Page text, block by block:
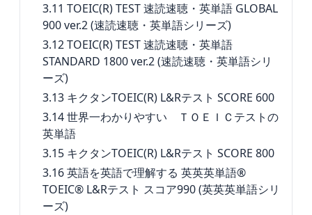
3.11 TOEIC(R) TEST 速読速聴・英単語 GLOBAL
900 ver.2 (速読速聴・英単語シリーズ)
3.12TOEIC(R) TEST 速読速聴・英単語
STANDARD 1800 ver.2 (速読速聴・英単語シリ
ーズ)
3.13 キクタンTOEIC(R) L&Rテスト SCORE 600
3.14世界一わかりやすい ＴＯＥＩＣテストの
英単語
3.15 キクタンTOEIC(R) L&Rテスト SCORE 800
3.16英語を英語で理解する 英英英単語®
TOEIC® L&Rテスト スコア990 (英英英単語シリ
ーズ)